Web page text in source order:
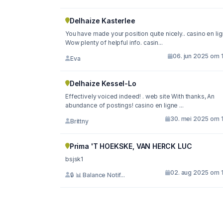
Delhaize Kasterlee
You have made your position quite nicely.. casino en ligne
Wow plenty of helpful info. casin...
Eva 06. jun 2025 om
Delhaize Kessel-Lo
Effectively voiced indeed! . web site With thanks, An
abundance of postings! casino en ligne ...
Brittny 30. mei 2025 om
Prima 'T HOEKSKE, VAN HERCK LUC
bsjsk1
🔒 📊 Balance Notif... 02. aug 2025 om